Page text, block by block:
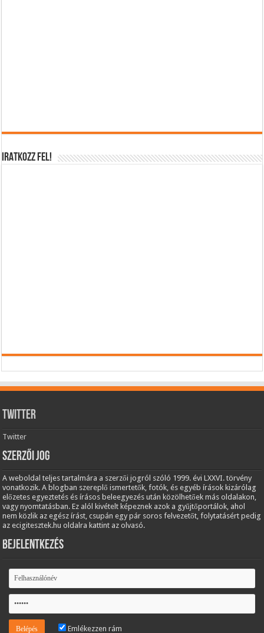
IRATKOZZ FEL!
Twitter
Twitter
Szerzői jog
A weboldal teljes tartalmára a szerzői jogról szóló 1999. évi LXXVI. törvény
vonatkozik. A blogban szereplő ismertetők, fotók, és egyéb írások kizárólag
előzetes egyeztetés és írásos beleegyezés után közölhetőek más oldalakon,
vagy nyomtatásban. Ez alól kivételt képeznek azok a gyűjtőportálok, ahol
nem közlik az egész írást, csupán egy pár soros felvezetőt, folytatásért pedig
az ecigitesztek.hu oldalra kattint az olvasó.
Bejelentkezés
Emlékezzen rám